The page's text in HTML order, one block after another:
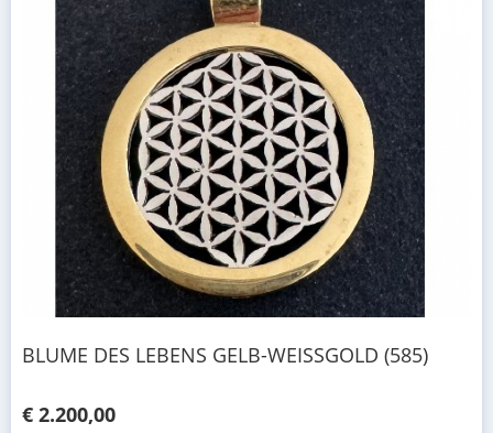
BLUME DES LEBENS GELB-WEISSGOLD (585)
€ 2.200,00